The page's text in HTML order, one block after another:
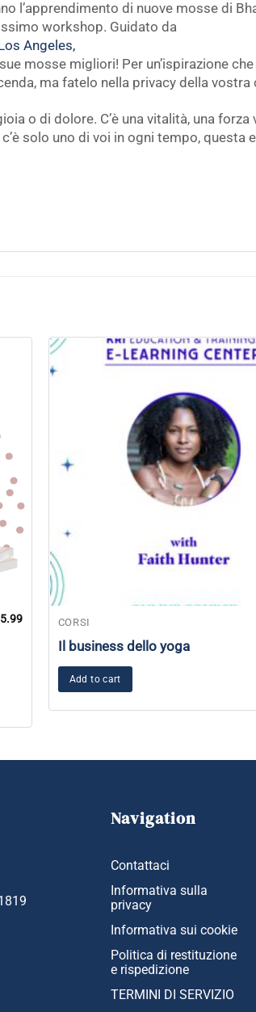
l’apprendimento di nuove mosse di
workshop. Guidato da
Angeles,
mosse migliori! Per un’ispirazione
ma fatelo nella privacy della
o di dolore. C’è una vitalità, una forza
solo uno di voi in ogni tempo, questa
CORSI
Il business dello yoga
Add to cart
Navigation
Contattaci
Informativa sulla
privacy
Informativa sui cookie
Politica di restituzione
e rispedizione
TERMINI DI SERVIZIO